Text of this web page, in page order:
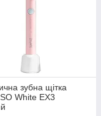
зубна щітка
White EX3